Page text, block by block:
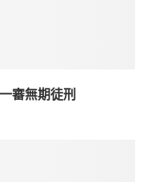
審無期徒刑